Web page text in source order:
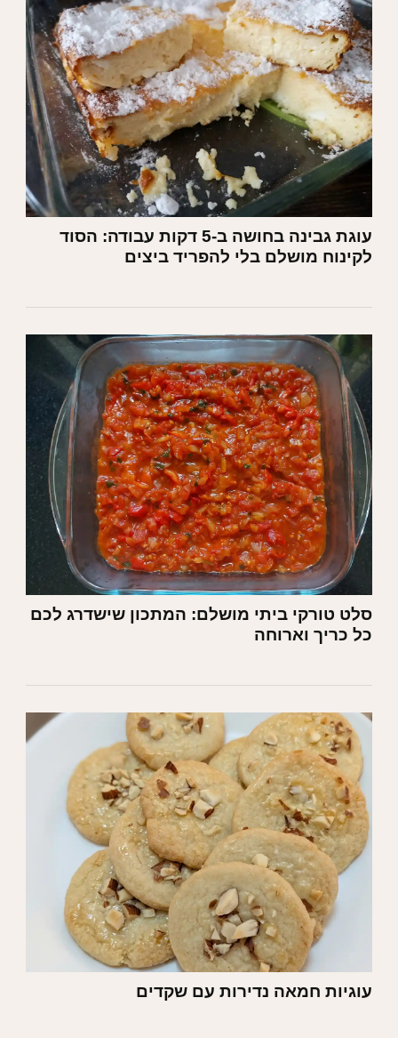
עוגת גבינה בחושה ב-5 דקות עבודה: הסוד
לקינוח מושלם בלי להפריד ביצים
סלט טורקי ביתי מושלם: המתכון שישדרג לכם
כל כריך וארוחה
עוגיות חמאה נדירות עם שקדים